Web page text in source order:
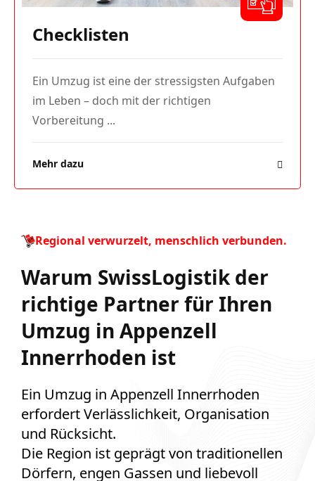
Checklisten
Ein Umzug ist eine der stressigsten Aufgaben
im Leben – doch mit der richtigen
Vorbereitung ...
Mehr dazu
Regional verwurzelt, menschlich verbunden.
Warum SwissLogistik der
richtige Partner für Ihren
Umzug in Appenzell
Innerrhoden ist
Ein Umzug in Appenzell Innerrhoden
erfordert Verlässlichkeit, Organisation
und Rücksicht.
Die Region ist geprägt von traditionellen
Dörfern, engen Gassen und liebevoll